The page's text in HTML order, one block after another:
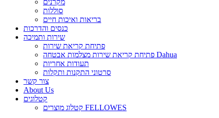
מקרנים
סוללות
בריאות ואיכות חיים
כנסים והדרכות
שירות ותמיכה
פתיחת קריאת שירות
פתיחת קריאת שירות מצלמות אבטחה Dahua
תעודות אחריות
סרטוני התקנות ותקלות
צור קשר
About Us
קטלוגים
קטלוג מוצרים FELLOWES